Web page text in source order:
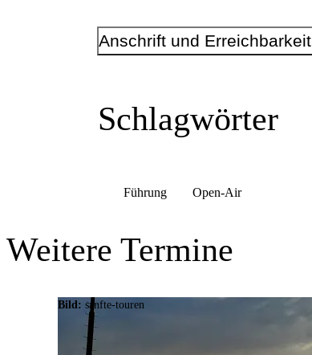
Anschrift und Erreichbarkeit
E-Mail-Adresse anfrage@sanfte-touren.de
www.sanfte-touren.de
44139 Dortmund
Schlagwörter
Führung Open-Air
Weitere Termine
Bild: sanfte-touren